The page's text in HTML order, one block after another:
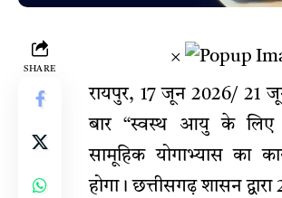
SHARE
×
रायपुर, 17 जून 2026/ 21
बार “स्वस्थ आयु के लिए
सामूहिक योगाभ्यास का
होगा। छत्तीसगढ़ शासन द्वारा